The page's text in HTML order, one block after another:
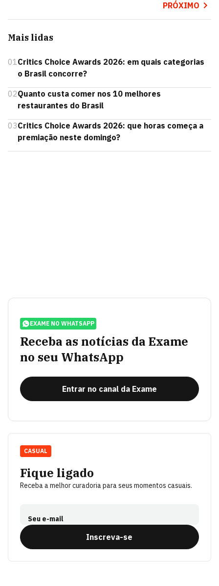
PRÓXIMO
Mais lidas
01 Critics Choice Awards 2026: em quais categorias
o Brasil concorre?
02Quanto custa comer nos 10 melhores
restaurantes do Brasil
03Critics Choice Awards 2026: que horas começa a
premiação neste domingo?
EXAME NO WHATSAPP
Receba as notícias da Exame
no seu WhatsApp
Entrar no canal da Exame
Fique ligado
Receba a melhor curadoria para seus momentos casuais.
Seu e-mail
Inscreva-se
CASUAL